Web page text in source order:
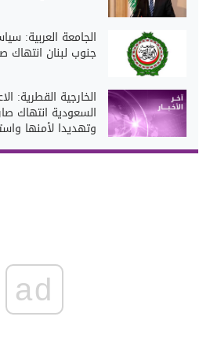
الجامعة العربية:
جنوب لبنان انتهاك
الخارجية القطرية:
السعودية انتهاك
وتهديدا لأمنها
ad